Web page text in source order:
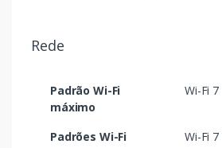
Rede
Padrão Wi-Fi
máximo
Wi-Fi
Padrões Wi-Fi
Wi-Fi